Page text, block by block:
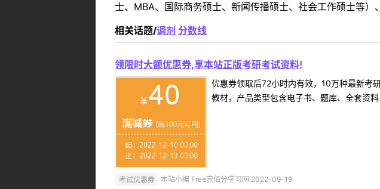
士、MBA、国际商务硕士、新闻传播硕士、社会工作硕士等）
相关话题/调剂 分数线
领限时大额优惠券,享本站正版考研考试资料!
优惠券领取后72小时内有效，10万种最新考
教材，产品类型包含电子书、题库、全套资
考试优惠券 本站小编 Free壹佰分学习网 2022-09-19